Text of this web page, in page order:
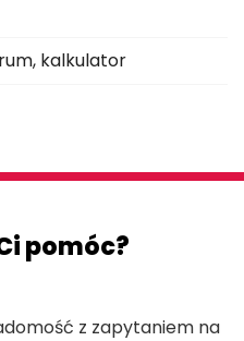
kalkulator
pomóc?
z zapytaniem na